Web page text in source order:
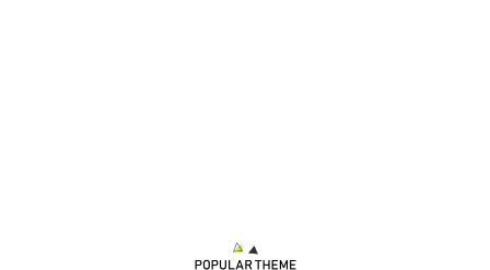
いぬのきもちWEB MAGAZINEでは、気になるふたりの関係性など